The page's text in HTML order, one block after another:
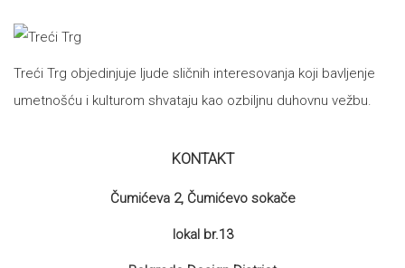
Treći Trg objedinjuje ljude sličnih interesovanja koji bavljenje
umetnošću i kulturom shvataju kao ozbiljnu duhovnu vežbu.
KONTAKT
Čumićeva 2, Čumićevo sokače
lokal br.13